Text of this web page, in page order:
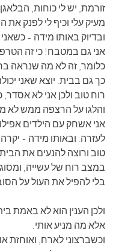
זורמת, יש לי כוחות,
מעיק עלי וכיף לי לפנק
ובדיוק באותו מידה -
אני גם במטבח! כי זה
כלומר, זה לא מה שנראה
כך גם בבית. יוצא שאני
רוח טוב ולכן אני לא אסדר,
והלגו על הרצפה ממש לא
אני אשחק עם הילדים
לעזרה. ובאותו מידה -
טוב ורוצה להנעים את הבית
במצב רוח של עשייה,
בלי להפיל את העול על
ולכן הענין הוא לא באמת
אלא מה מניע אותי.
וכשברצוני לארח, ואוחזת